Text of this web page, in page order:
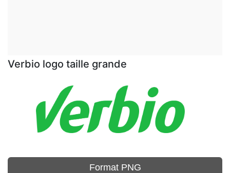
Verbio logo taille grande
Format PNG